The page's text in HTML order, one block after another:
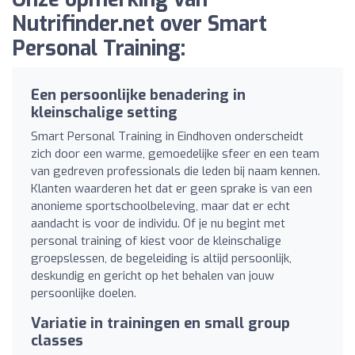
Nutrifinder.net over Smart
Personal Training:
Een persoonlijke benadering in
kleinschalige setting
Smart Personal Training in Eindhoven onderscheidt
zich door een warme, gemoedelijke sfeer en een team
van gedreven professionals die leden bij naam kennen.
Klanten waarderen het dat er geen sprake is van een
anonieme sportschoolbeleving, maar dat er echt
aandacht is voor de individu. Of je nu begint met
personal training of kiest voor de kleinschalige
groepslessen, de begeleiding is altijd persoonlijk,
deskundig en gericht op het behalen van jouw
persoonlijke doelen.
Variatie in trainingen en small group
classes